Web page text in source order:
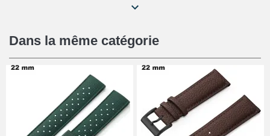
Chasses Goupille Long Montre
19,08 €
Chasse-Goupille Montre
4,90 €
Outil Changement Bracelet
Dans la même catégorie